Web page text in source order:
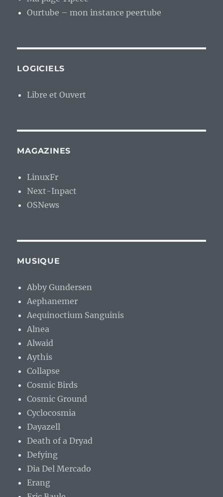
Ourtube – mon instance peertube
LOGICIELS
Libre et Ouvert
MAGAZINES
LinuxFr
Next-Inpact
OSNews
MUSIQUE
Abby Gundersen
Aephanemer
Aequinoctium Sanguinis
Alnea
Alwaid
Aythis
Collapse
Cosmic Birds
Cosmic Ground
Cyclocosmia
Dayazell
Death of a Dryad
Defying
Dia Del Mercado
Erang